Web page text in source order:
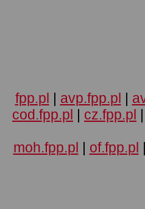
fpp.pl | avp.fpp.pl |
cod.fpp.pl | cz.fpp.pl |
moh.fpp.pl | of.fpp.pl |